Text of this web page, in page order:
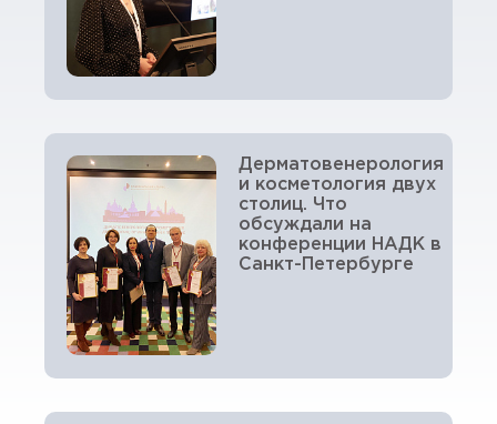
Дерматовенерология
и косметология двух
столиц. Что
обсуждали на
конференции НАДК в
Санкт-Петербурге